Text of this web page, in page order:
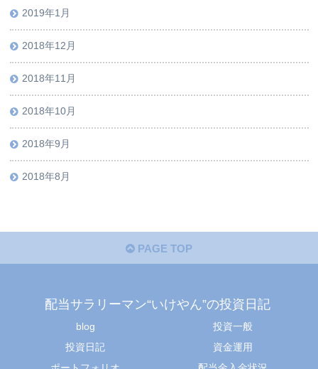
2019年1月
2018年12月
2018年11月
2018年10月
2018年9月
2018年8月
PAGE TOP
配当サラリーマン“いけやん”の投資日記 ​
blog
投資一般
投資日記
資金運用